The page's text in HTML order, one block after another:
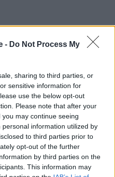
- Do Not Process My
sharing to third parties, or
sensitive information for
use the below opt-out
Please note that after your
may continue seeing
information utilized by
to third parties prior to
opt-out of the further
by third parties on the
This information may
di mercato, scrive su X:
Dan Ndoye nella sessione
il Bologna ha rifiutato un'offerta
Dan#Ndoyein the
#Bolognahave turned down an
keep the swiss winger.
March 19, 2025